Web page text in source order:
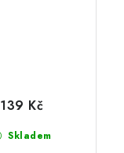
Skladem
139 Kč